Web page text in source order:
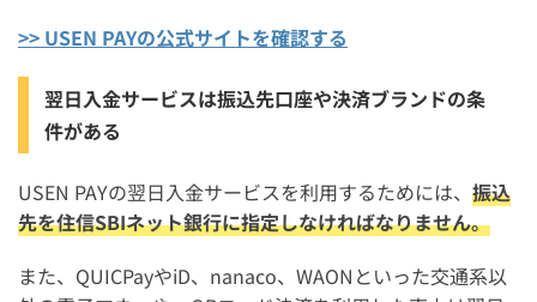
>> USEN PAYの公式サイトを確認する
翌日入金サービスは振込先口座や決済ブランドの条
件がある
USEN PAYの翌日入金サービスを利用するためには、 振込
先を住信SBIネット銀行に指定しなければなりません。
また、QUICPayやiD、nanaco、WAONといった交通系以